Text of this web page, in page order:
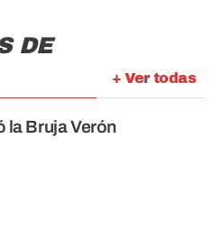
+ Ver todas
DE
la Bruja Verón